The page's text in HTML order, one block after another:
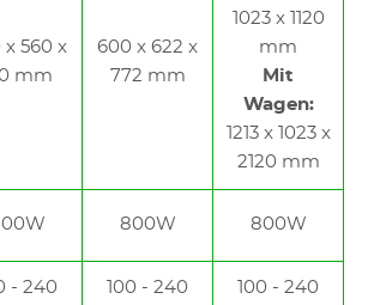
x 560 x
mm
600 x 622 x
772 mm
1023 x 1120
mm
Mit
Wagen:
1213 x 1023 x
2120 mm
800W 800W
- 240
100 - 240
100 - 240